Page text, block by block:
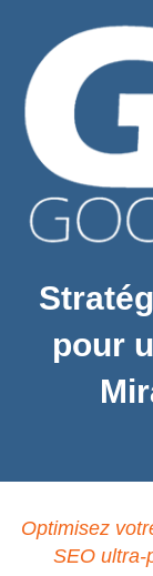
pour
Optimisez
SEO ultra-